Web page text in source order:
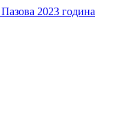
2023 година